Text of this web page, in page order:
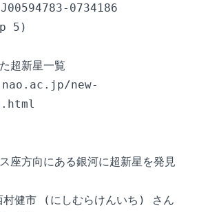
0734186
5)
超新星一覧
new-
座方向にある銀河に超新星を発見
村健市 (にしむらけんいち) さん